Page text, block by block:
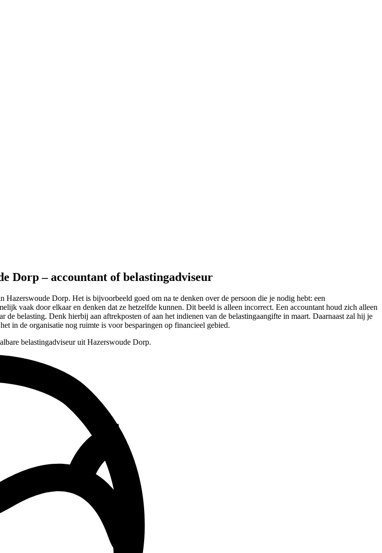
Dorp – accountant of belastingadviseur
Dorp. Het is bijvoorbeeld goed om na te denken over de persoon die je nodig hebt: een
vaak door elkaar en denken dat ze hetzelfde kunnen. Dit beeld is alleen incorrect. Een accountant houd zich alleen
belasting. Denk hierbij aan aftrekposten of aan het indienen van de belastingaangifte in maart. Daarnaast zal hij je
in de organisatie nog ruimte is voor besparingen op financieel gebied.
belastingadviseur uit Hazerswoude Dorp.